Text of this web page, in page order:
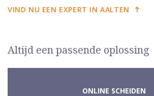
VIND NU EEN EXPERT IN AALTEN
Altijd een passende oplossing
ONLINE SCHEIDEN